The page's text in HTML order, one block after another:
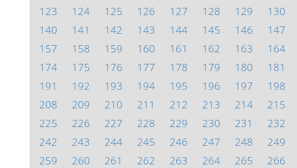
123
124 125 126 127 128 129 130
140
141 142 143 144 145 146 147
157
158 159 160 161 162 163 164
174
175 176 177 178 179 180 181
191
192 193 194 195 196 197 198
208
209 210 211 212 213 214 215
225
226 227 228 229 230 231 232
242
243 244 245 246 247 248 249
259
260 261 262 263 264 265 266